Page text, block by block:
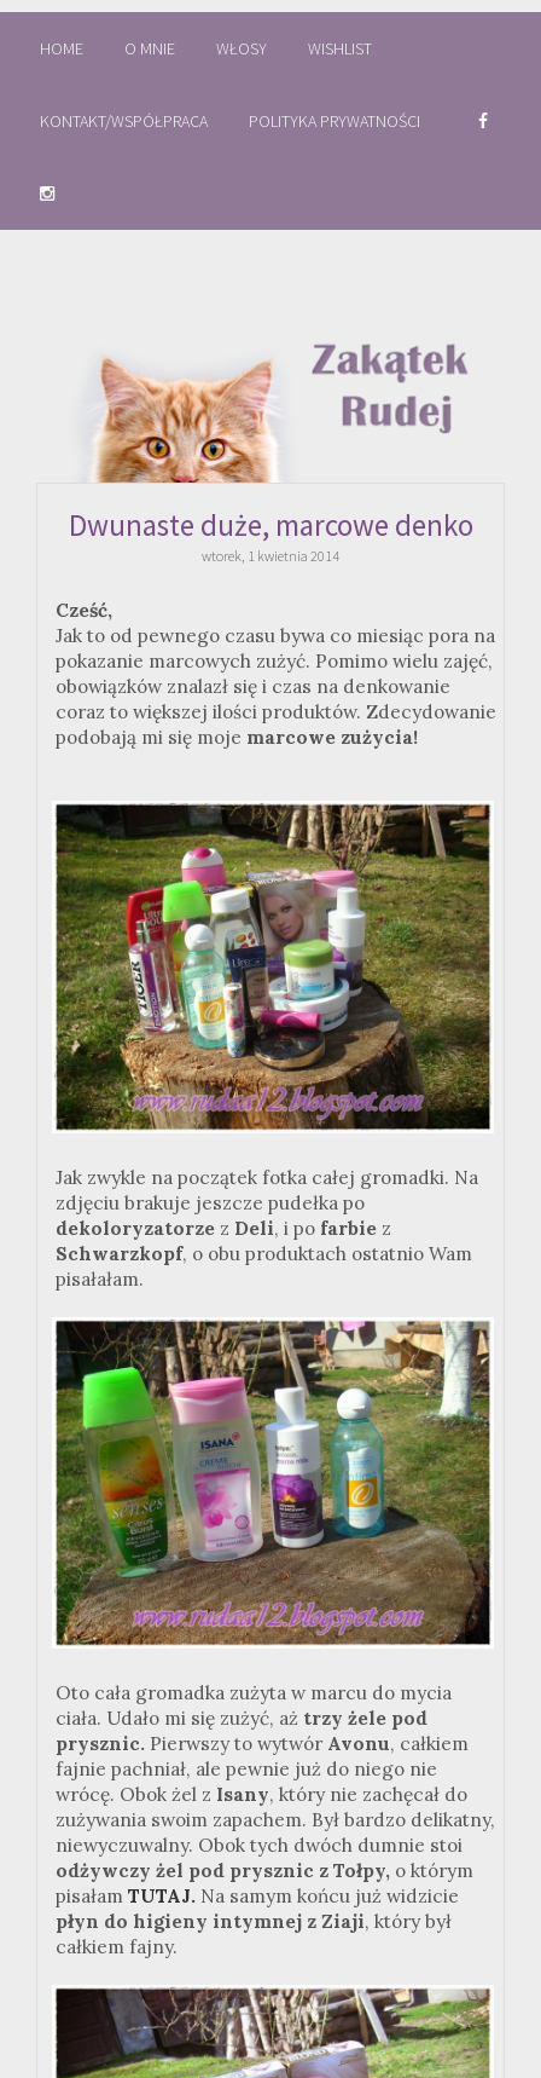
HOME O MNIE WŁOSY WISHLIST
KONTAKT/WSPÓŁPRACA POLITYKA PRYWATNOŚCI
Dwunaste duże, marcowe denko
wtorek, 1 kwietnia 2014
Cześć,
Jak to od pewnego czasu bywa co miesiąc pora na
pokazanie marcowych zużyć. Pomimo wielu zajęć,
obowiązków znalazł się i czas na denkowanie
coraz to większej ilości produktów. Zdecydowanie
podobają mi się moje marcowe zużycia!
Jak zwykle na początek fotka całej gromadki. Na
zdjęciu brakuje jeszcze pudełka po
dekoloryzatorze z Deli, i po farbie z
Schwarzkopf, o obu produktach ostatnio Wam
pisałałam.
Oto cała gromadka zużyta w marcu do mycia
ciała. Udało mi się zużyć, aż trzy żele pod
prysznic. Pierwszy to wytwór Avonu, całkiem
fajnie pachniał, ale pewnie już do niego nie
wrócę. Obok żel z Isany, który nie zachęcał do
zużywania swoim zapachem. Był bardzo delikatny,
niewyczuwalny. Obok tych dwóch dumnie stoi
odżywczy żel pod prysznic z Tołpy, o którym
pisałam TUTAJ. Na samym końcu już widzicie
płyn do higieny intymnej z Ziaji, który był
całkiem fajny.